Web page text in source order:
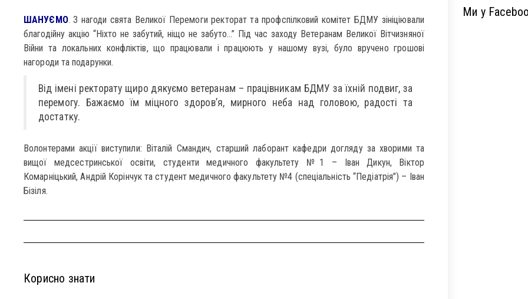
ШАНУЄМО. З нагоди свята Великої Перемоги ректорат та профспілковий комітет БДМУ зініціювали
благодійну акцію “Ніхто не забутий, ніщо не забуто…” Під час заходу Ветеранам Великої Вітчизняної
Війни та локальних конфліктів, що працювали і працюють у нашому вузі, було вручено грошові
нагороди та подарунки.
Від імені ректорату щиро дякуємо ветеранам – працівникам БДМУ за їхній подвиг, за
перемогу. Бажаємо їм міцного здоров’я, мирного неба над головою, радості та
достатку.
Волонтерами акції виступили: Віталій Смандич, старший лаборант кафедри догляду за хворими та
вищої медсестринської освіти, студенти медичного факультету №1 – Іван Дикун, Віктор
Комарніцький, Андрій Корінчук та студент медичного факультету №4 (спеціальність “Педіатрія”) – Іван
Бізіля.
Корисно знати
Ми у